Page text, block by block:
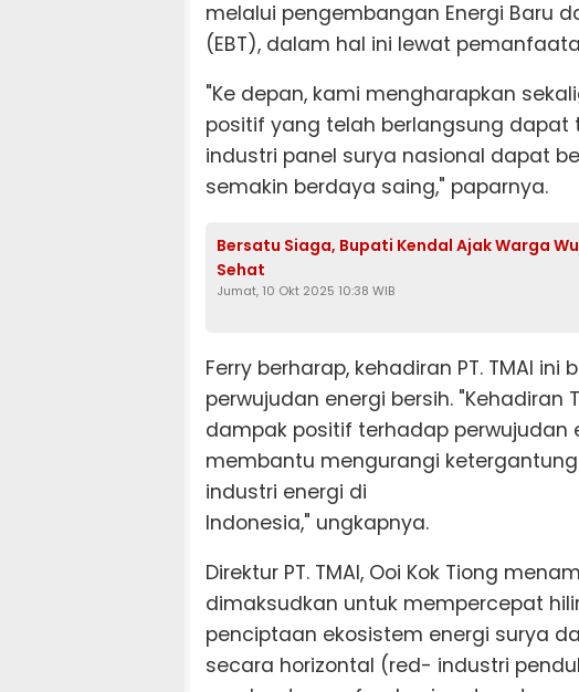
melalui pengembangan Energi Baru
(EBT), dalam hal ini lewat
"Ke depan, kami mengharapkan
positif yang telah berlangsung
industri panel surya nasional dapat
semakin berdaya saing," paparnya.
Bersatu Siaga, Bupati Kendal Ajak Warga
Sehat
Jumat, 10 Okt 2025 10:38 WIB
Ferry berharap, kehadiran PT. TMAI
perwujudan energi bersih. "Kehadiran
dampak positif terhadap perwujudan
membantu mengurangi
industri energi di
Indonesia," ungkapnya.
Direktur PT. TMAI, Ooi Kok Tiong
dimaksudkan untuk mempercepat
penciptaan ekosistem energi surya
secara horizontal (red- industri